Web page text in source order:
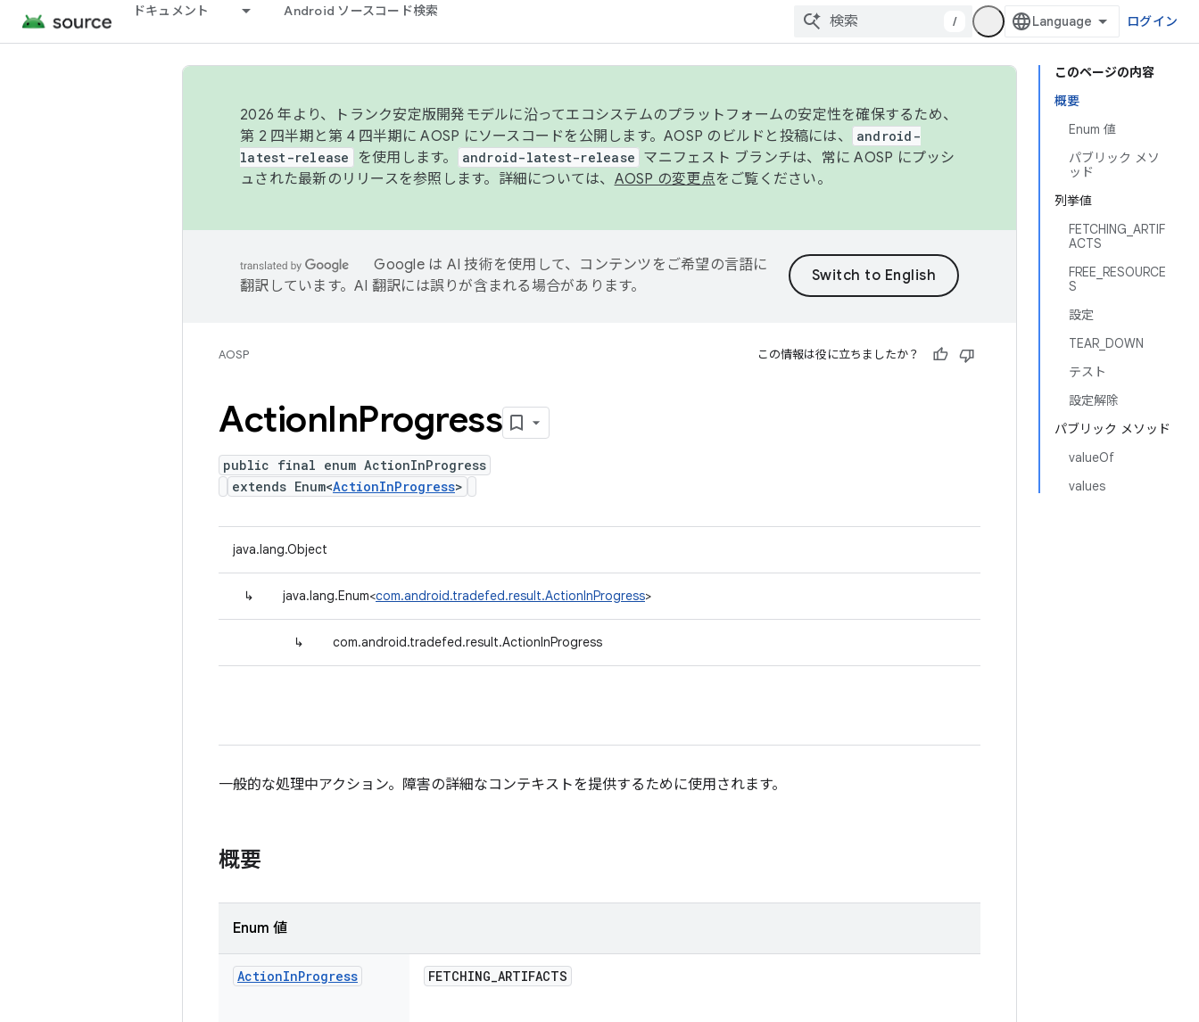
ドキュメント Android ソースコード検索
/ ログイン
このページの内容
概要
Enum 値
パブリック メソ
ッド
列挙値
FETCHING_ARTIF
ACTS
FREE_RESOURCE
S
設定
TEAR_DOWN
テスト
設定解除
パブリック メソッド
valueOf
values
2026 年より、トランク安定版開発モデルに沿ってエコシステムのプラットフォームの安定性を確保するため、
第 2 四半期と第 4 四半期に AOSP にソースコードを公開します。AOSP のビルドと投稿には、
android-
latest-release
を使用します。 android-latest-release マニフェスト ブランチは、常に AOSP にプッシ
ュされた最新のリリースを参照します。詳細については、 AOSP の変更点をご覧ください。
Google は AI 技術を使用して、コンテンツをご希望の言語に
翻訳しています。AI 翻訳には誤りが含まれる場合があります。
AOSP この情報は役に立ちましたか？
ActionInProgress
public final enum ActionInProgress
extends Enum<ActionInProgress>
java.lang.Object
↳ java.lang.Enum<com.android.tradefed.result.ActionInProgress>
↳ com.android.tradefed.result.ActionInProgress
一般的な処理中アクション。障害の詳細なコンテキストを提供するために使用されます。
概要
Enum 値
ActionInProgress FETCHING_ARTIFACTS